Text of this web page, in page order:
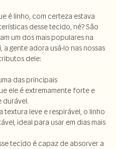
é linho, com certeza estava
desse tecido, né? São
um dos mais populares na
gente adora usá-lo nas nossas
dele:
das principais
ele é extremamente forte e
durável.
textura leve e respirável, o linho
ideal para usar em dias mais
tecido é capaz de absorver a